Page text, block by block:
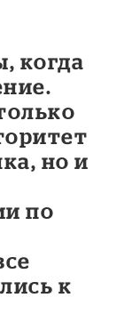
когда
но и
по
к